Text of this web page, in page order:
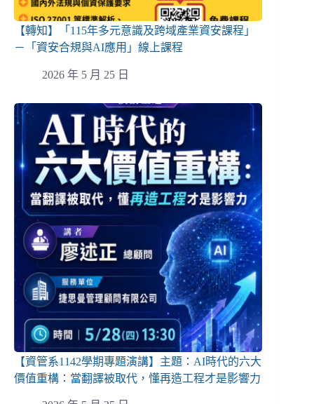
【轉知】「115年多元意識及跨域產業資安課程」
－「資安合規與AI應用」線上課程
2026 年 5 月 25 日
【資管系1142學期專題演講】主題：AI時代的六大
價值重構：當翻譯被取代，懂再造工程才是影響力